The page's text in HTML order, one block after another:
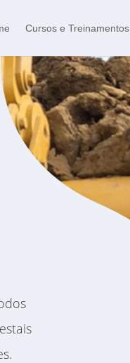
Cursos e Treinamentos